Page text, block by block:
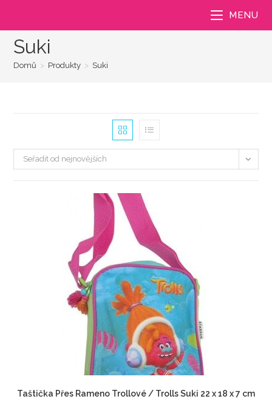
MENU
Suki
Domů > Produkty > Suki
Seřadit od nejnovějších
Taštička Přes Rameno Trollové / Trolls Suki 22 x 18 x 7 cm